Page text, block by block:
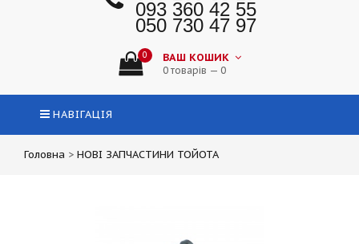
093 360 42 55
050 730 47 97
0 ВАШ КОШИК
0 товарів — 0
НАВІГАЦІЯ
Головна > НОВІ ЗАПЧАСТИНИ ТОЙОТА